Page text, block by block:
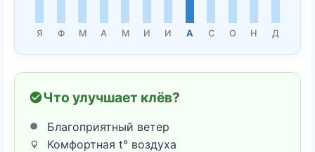
Я Ф М А М И И А С О Н Д
Что улучшает клёв?
Благоприятный ветер
Комфортная t° воздуха